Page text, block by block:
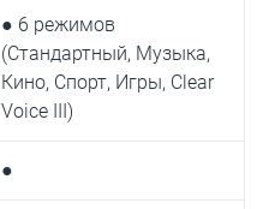
● 6 режимов
(Стандартный, Музыка,
Кино, Спорт, Игры, Clear
Voice III)
●